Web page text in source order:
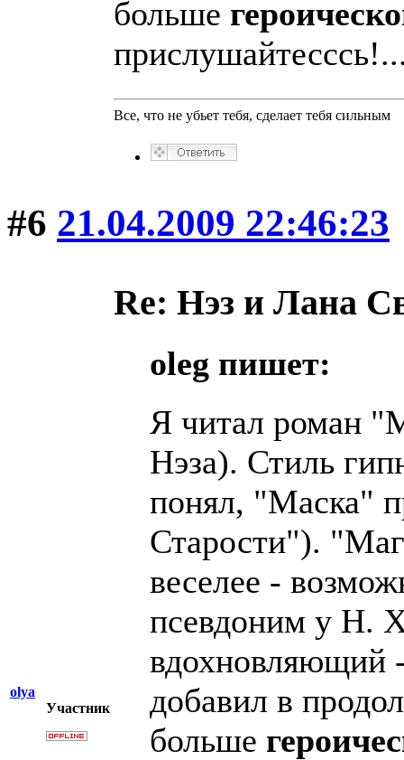
больше
Все, что не убьет тебя, сделает тебя сильным
#6 21.04.2009 22:46:23
olya
Участник
Re: Нэз и Лана
oleg пишет:
Я читал роман
Нэза). Стиль
понял, "Маска"
Старости").
веселее -
псевдоним у Н.
вдохновляющий
добавил в
больше